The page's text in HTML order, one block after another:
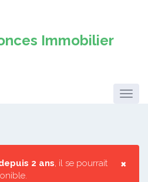
×
2 ans, il se pourrait